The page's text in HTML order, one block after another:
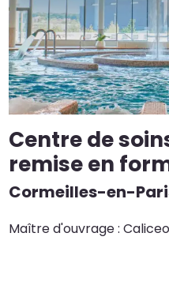
Centre de
remise en
Cormeilles-en-
Maître d'ouvrage :